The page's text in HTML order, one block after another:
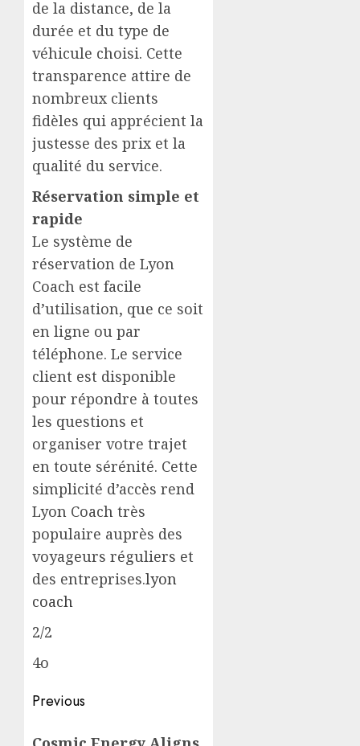
de la distance, de la
durée et du type de
véhicule choisi. Cette
transparence attire de
nombreux clients
fidèles qui apprécient la
justesse des prix et la
qualité du service.
Réservation simple et
rapide
Le système de
réservation de Lyon
Coach est facile
d’utilisation, que ce soit
en ligne ou par
téléphone. Le service
client est disponible
pour répondre à toutes
les questions et
organiser votre trajet
en toute sérénité. Cette
simplicité d’accès rend
Lyon Coach très
populaire auprès des
voyageurs réguliers et
des entreprises.lyon
coach
2/2
4o
Post
navigation
Previous